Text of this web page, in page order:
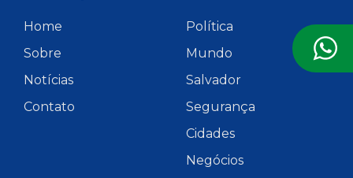
Home
Sobre
Notícias
Contato
Política
Mundo
Salvador
Segurança
Cidades
Negócios